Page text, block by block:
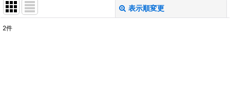
表示順変更
商品検索
2件